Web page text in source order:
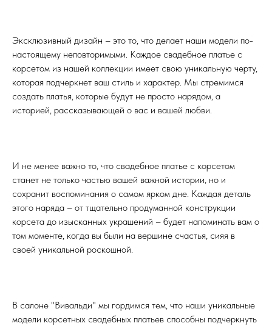
Эксклюзивный дизайн – это то, что делает наши модели по-
настоящему неповторимыми. Каждое свадебное платье с
корсетом из нашей коллекции имеет свою уникальную черту,
которая подчеркнет ваш стиль и характер. Мы стремимся
создать платья, которые будут не просто нарядом, а
историей, рассказывающей о вас и вашей любви.
И не менее важно то, что свадебное платье с корсетом
станет не только частью вашей важной истории, но и
сохранит воспоминания о самом ярком дне. Каждая деталь
этого наряда – от тщательно продуманной конструкции
корсета до изысканных украшений – будет напоминать вам о
том моменте, когда вы были на вершине счастья, сияя в
своей уникальной роскошной.
В салоне "Вивальди" мы гордимся тем, что наши уникальные
модели корсетных свадебных платьев способны подчеркнуть